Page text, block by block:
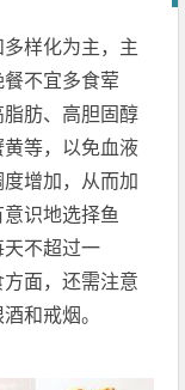
样化为主，主
不宜多食荤
肪、高胆固醇
等，以免血液
增加，从而加
识地选择鱼
不超过一
面，还需注意
和戒烟。